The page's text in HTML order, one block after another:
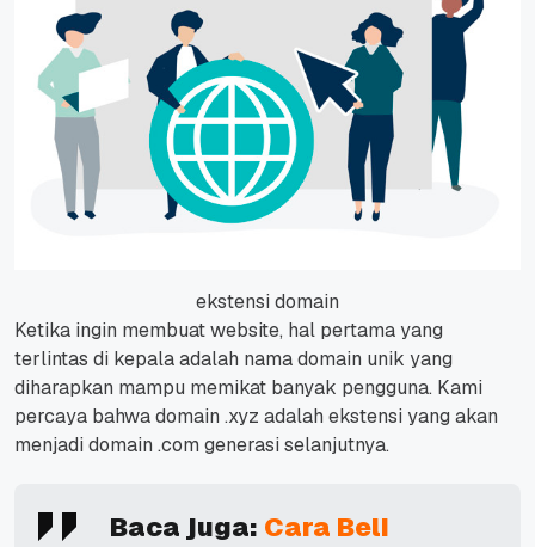
ekstensi domain
Ketika ingin membuat website, hal pertama yang
terlintas di kepala adalah nama domain unik yang
diharapkan mampu memikat banyak pengguna. Kami
percaya bahwa domain .xyz adalah ekstensi yang akan
menjadi domain .com generasi selanjutnya.
Baca juga: Cara Beli